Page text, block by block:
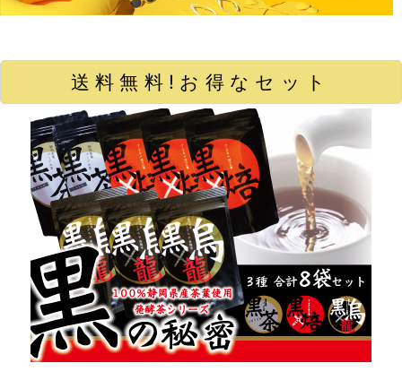
送料無料!お得なセット